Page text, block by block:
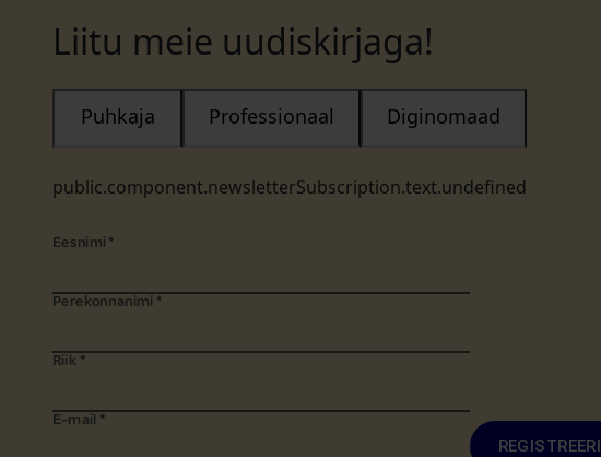
Liitu meie uudiskirjaga!
public.component.newsletterSubscription.text.undefined
Puhkaja Professionaal Diginomaad
Eesnimi *
Perekonnanimi *
Riik *
E-mail *
REGISTREERI